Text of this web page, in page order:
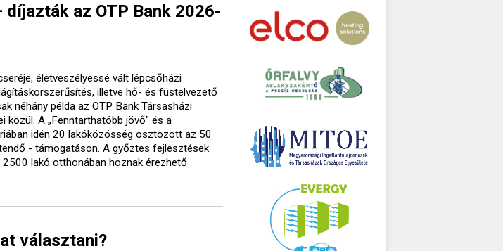
az OTP Bank 2026-
életveszélyessé vált lépcsőházi
illetve hő- és füstelvezető
néhány példa az OTP Bank Társasházi
közül. A „Fenntarthatóbb jövő" és a
idén 20 lakóközösség osztozott az 50
- támogatáson. A győztes fejlesztések
lakó otthonában hoznak érezhető
választani?